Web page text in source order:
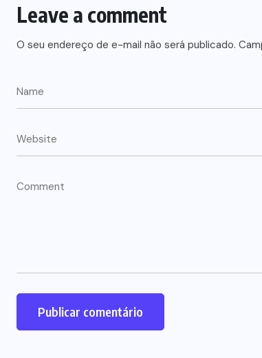
Leave a comment
O seu endereço de e-mail não será publicado.